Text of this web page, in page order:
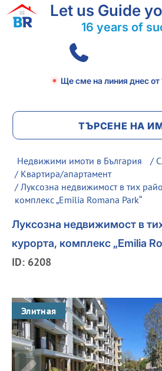
Let us Guide
16 years of
Ще сме на линия днес
ТЪРСЕНЕ НА
Недвижими имоти в България /
/ Квартира/апартамент
/ Луксозна недвижимост в тих
комплекс „Emilia Romana Park“
Луксозна недвижимост в
курорта, комплекс „Emilia
ID: 6208
Элитная